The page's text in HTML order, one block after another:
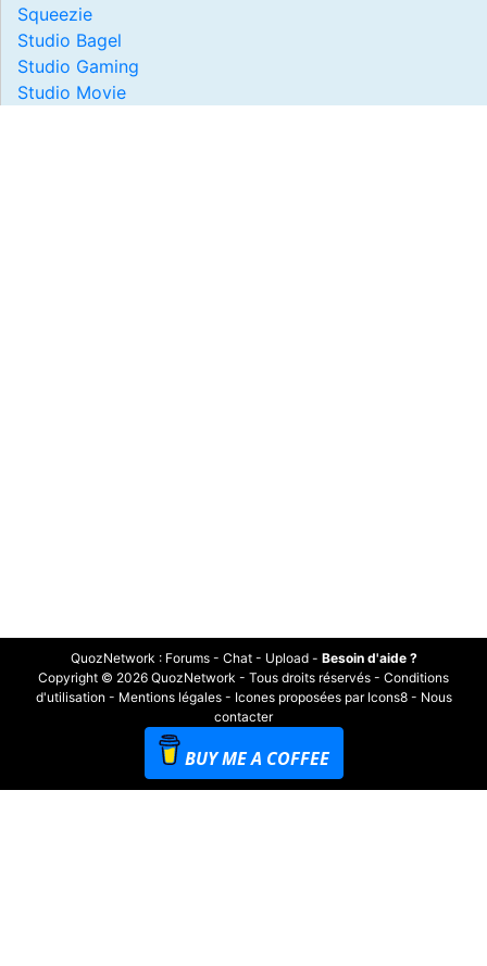
Squeezie
Studio Bagel
Studio Gaming
Studio Movie
QuozNetwork : Forums- Chat- Upload- Besoin d'aide ?
Copyright © 2026 QuozNetwork - Tous droits réservés - Conditions
d'utilisation - Mentions légales- Icones proposées par Icons8- Nous
contacter
BUY ME A COFFEE